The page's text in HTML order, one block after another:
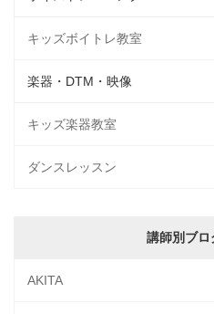
キッズボイトレ教室
楽器・DTM・映像
キッズ楽器教室
ダンスレッスン
講師別ブロ
AKITA